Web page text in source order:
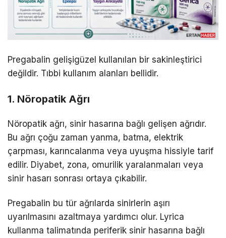
Pregabalin gelişigüzel kullanılan bir sakinleştirici
değildir. Tıbbi kullanım alanları bellidir.
1. Nöropatik Ağrı
Nöropatik ağrı, sinir hasarına bağlı gelişen ağrıdır.
Bu ağrı çoğu zaman yanma, batma, elektrik
çarpması, karıncalanma veya uyuşma hissiyle tarif
edilir. Diyabet, zona, omurilik yaralanmaları veya
sinir hasarı sonrası ortaya çıkabilir.
Pregabalin bu tür ağrılarda sinirlerin aşırı
uyarılmasını azaltmaya yardımcı olur. Lyrica
kullanma talimatında periferik sinir hasarına bağlı